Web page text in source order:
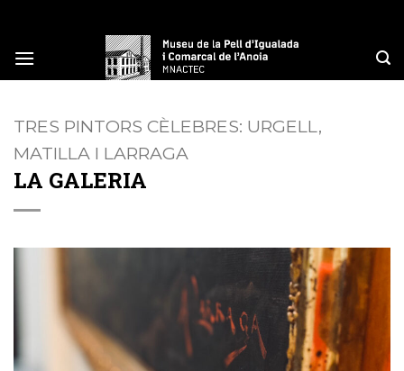
content
TRES PINTORS CÈLEBRES: URGELL,
MATILLA I LARRAGA
LA GALERIA